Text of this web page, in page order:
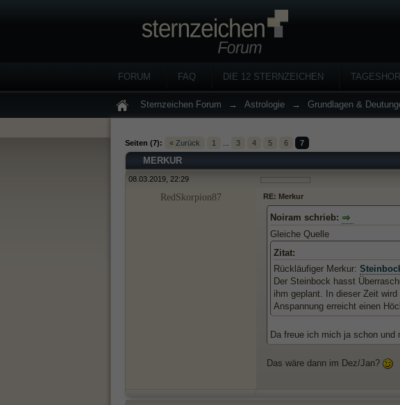
FORUM FAQ DIE 12 STERNZEICHEN
Sternzeichen Forum → Astrologie → Grundlagen &
Seiten (7): « Zurück 1 3 4 5 6 7
MERKUR
08.03.2019, 22:29
RedSkorpion87 RE: Merkur
Noiram schrieb:
Gleiche Quelle
Zitat:
Rückläufiger Merkur:
Der Steinbock hasst
ihm geplant. In dieser Zeit
Anspannung erreicht einen
Da freue ich mich ja schon und
Das wäre dann im Dez/Jan?